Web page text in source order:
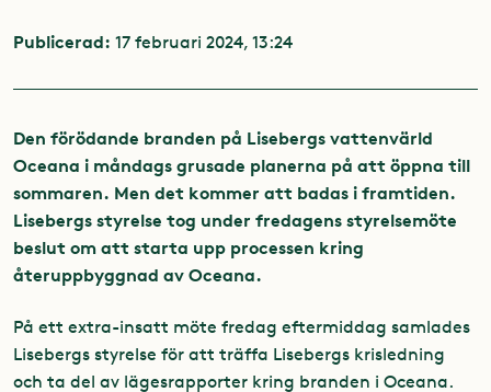
Publicerad: 17 februari 2024, 13:24
Den förödande branden på Lisebergs vattenvärld
Oceana i måndags grusade planerna på att öppna till
sommaren. Men det kommer att badas i framtiden.
Lisebergs styrelse tog under fredagens styrelsemöte
beslut om att starta upp processen kring
återuppbyggnad av Oceana.
På ett extra-insatt möte fredag eftermiddag samlades
Lisebergs styrelse för att träffa Lisebergs krisledning
och ta del av lägesrapporter kring branden i Oceana.